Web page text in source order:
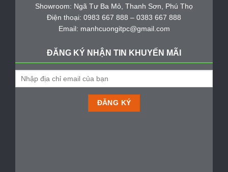
Showroom: Ngã Tư Ba Mỏ, Thanh Sơn, Phú Thọ
Điện thoại: 0983 667 888 – 0383 667 888
Email: manhcuongitpc@gmail.com
ĐĂNG KÝ NHẬN TIN KHUYẾN MÃI